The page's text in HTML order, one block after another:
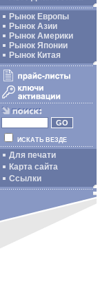
Рынок Европы
Рынок Азии
Рынок Америки
Рынок Японии
Рынок Китая
ИСКАТЬ ВЕЗДЕ
Для печати
Карта сайта
Ссылки